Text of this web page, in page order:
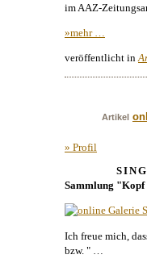
im AAZ-
»mehr …
veröffentlicht in
Artikel
» Profil
Sammlung "Kopf
Ich freue mich,
bzw. " …